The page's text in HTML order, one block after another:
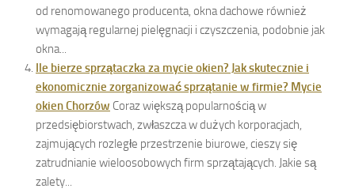
od renomowanego producenta, okna dachowe również
wymagają regularnej pielęgnacji i czyszczenia, podobnie jak
okna...
Ile bierze sprzątaczka za mycie okien? Jak skutecznie i
ekonomicznie zorganizować sprzątanie w firmie? Mycie
okien Chorzów Coraz większą popularnością w
przedsiębiorstwach, zwłaszcza w dużych korporacjach,
zajmujących rozległe przestrzenie biurowe, cieszy się
zatrudnianie wieloosobowych firm sprzątających. Jakie są
zalety...